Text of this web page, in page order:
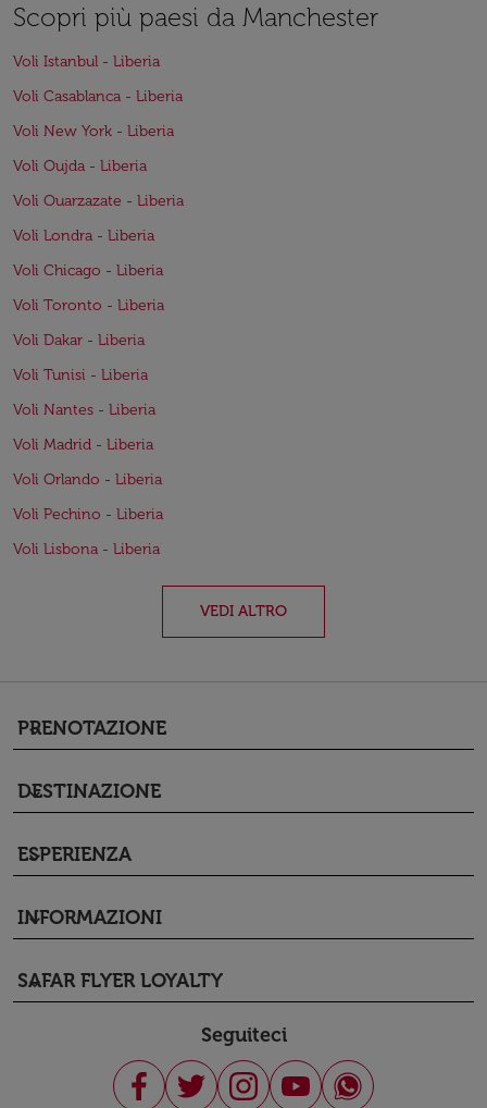
Scopri più paesi da Manchester
Voli Istanbul - Liberia
Voli Casablanca - Liberia
Voli New York - Liberia
Voli Oujda - Liberia
Voli Ouarzazate - Liberia
Voli Londra - Liberia
Voli Chicago - Liberia
Voli Toronto - Liberia
Voli Dakar - Liberia
Voli Tunisi - Liberia
Voli Nantes - Liberia
Voli Madrid - Liberia
Voli Orlando - Liberia
Voli Pechino - Liberia
Voli Lisbona - Liberia
VEDI ALTRO
PRENOTAZIONE
keyboard_arrow_down
DESTINAZIONE
keyboard_arrow_down
ESPERIENZA
keyboard_arrow_down
INFORMAZIONI
keyboard_arrow_down
SAFAR FLYER LOYALTY
keyboard_arrow_down
Seguiteci